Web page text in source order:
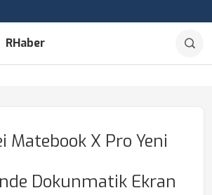
RHaber
Matebook X Pro Yeni
Dokunmatik Ekran